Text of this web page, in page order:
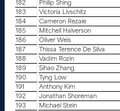
182
Philip Shing
183
Victoria Livschitz
184
Cameron Rezaie
185
Mitchell Halverson
186
Oliver Weis
187
Thissa Terence De Silva
188
Vadim Rozin
189
Sihao Zhang
190
Tyng Low
191
Anthony Kim
192
Jonathan Shoreman
193
Michael Stein